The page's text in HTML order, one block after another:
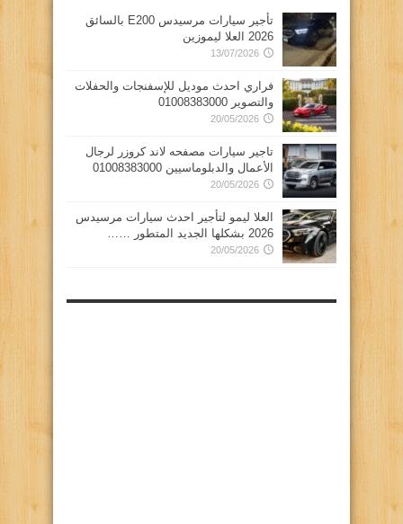
تأجير سيارات مرسيدس E200 بالسائق
2026 العلا ليموزين
13/07/2026
فراري احدث موديل للإسفنجات والحفلات
والتصوير 01008383000
20/05/2026
تاجير سيارات مصفحه لاند كروزر لرجال
الأعمال والدبلوماسيين 01008383000
20/05/2026
العلا ليمو لتأجير احدث سيارات مرسيدس
2026 بشكلها الجديد المتطور ……
20/05/2026